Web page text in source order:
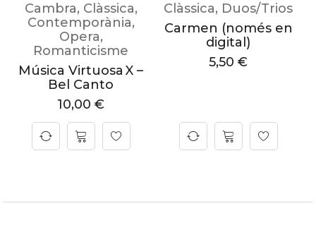
Cambra, Clàssica,
Contemporània,
Opera,
Romanticisme
Música Virtuosa X –
Bel Canto
10,00 €
Clàssica, Duos/Trios
Carmen (només en
digital)
5,50 €